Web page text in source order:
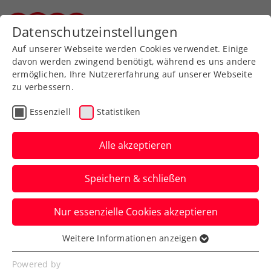
Zurück zur Newsübersicht
ATP
Erste Bank Open: Misolic
wehrt sich gegen de
Minaur tapfer
Doch auch Österreichs Nummer eins
beißt sich beim ATP-Turnier in Wien am
„Aussie“ die Zähne aus.
Verfasst von: Presseaussendung / Redaktion, 22.10.2025
Datenschutzeinstellungen
Auf unserer Webseite werden Cookies verwendet. Einige
davon werden zwingend benötigt, während es uns andere
ermöglichen, Ihre Nutzererfahrung auf unserer Webseite
zu verbessern.
Essenziell Statistiken
Alle akzeptieren
Speichern & schließen
Nur essenzielle Cookies akzeptieren
Essenziell
Essenzielle Cookies werden für grundlegende
Weitere Informationen anzeigen
Powered by